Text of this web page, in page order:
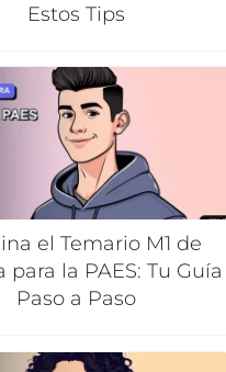
Estos Tips
el Temario M1 de
para la PAES: Tu Guía
Paso a Paso